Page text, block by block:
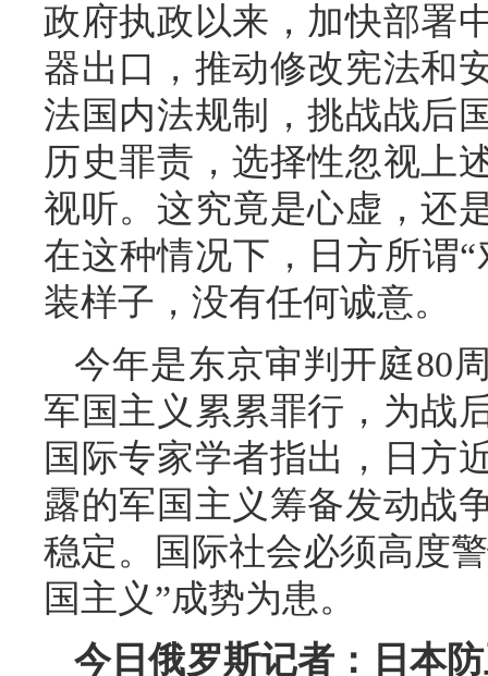
政府执政以来，加快部署
器出口，推动修改宪法和
法国内法规制，挑战战后
历史罪责，选择性忽视上
视听。这究竟是心虚，还
在这种情况下，日方所谓
装样子，没有任何诚意。
今年是东京审判开庭80
军国主义累累罪行，为战
国际专家学者指出，日方
露的军国主义筹备发动战
稳定。国际社会必须高度
国主义”成势为患。
今日俄罗斯记者：日本